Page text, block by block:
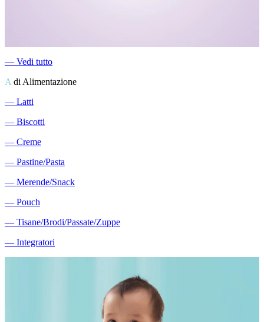
― Vedi tutto
A di Alimentazione
― Latti
― Biscotti
― Creme
― Pastine/Pasta
― Merende/Snack
― Pouch
― Tisane/Brodi/Passate/Zuppe
― Integratori